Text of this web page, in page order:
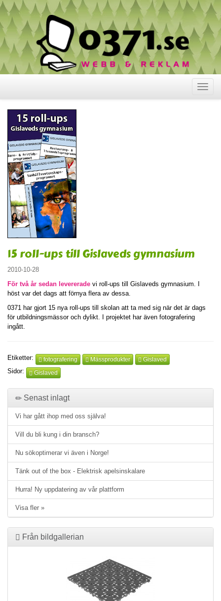
Visa
meny
15 roll-ups till Gislaveds gymnasium
2010-10-28
För två år sedan levererade vi roll-ups till Gislaveds gymnasium. I
höst var det dags att förnya flera av dessa.
0371 har gjort 15 nya roll-ups till skolan att ta med sig när det är dags
för utbildningsmässor och dylikt. I projektet har även fotografering
ingått.
Etiketter: fotografering Mässprodukter Gislaved
Sidor: Gislaved
Senast inlagt
Vi har gått ihop med oss själva!
Vill du bli kung i din bransch?
Nu sökoptimerar vi även i Norge!
Tänk out of the box - Elektrisk apelsinskalare
Hurra! Ny uppdatering av vår plattform
Visa fler »
Från bildgallerian